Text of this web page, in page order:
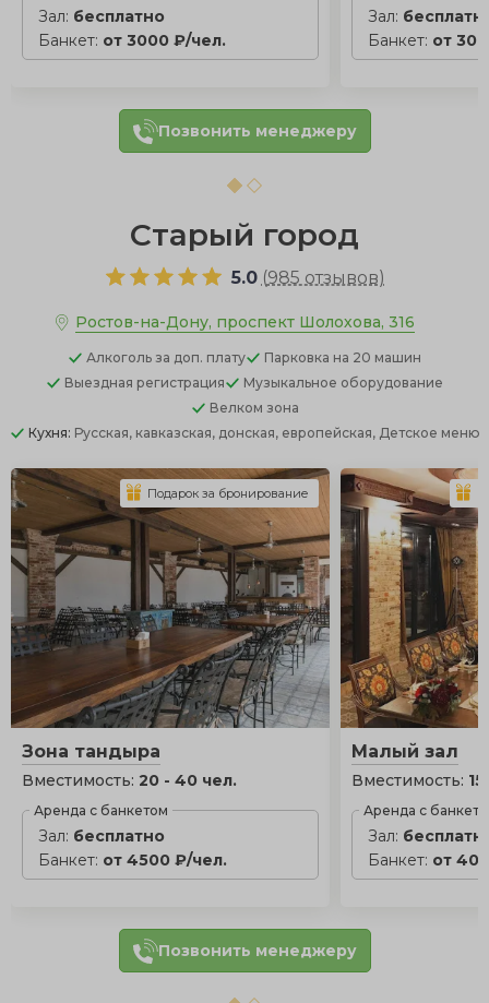
Зал: бесплатно
Банкет: от 3000 ₽/чел.
Зал:
Банкет: от
Позвонить менеджеру
Старый город
5.0 (985 отзывов)
Ростов-на-Дону, проспект Шолохова, 316
Алкоголь за доп. плату Парковка на 20 машин
Выездная регистрация
Музыкальное оборудование
Велком зона
Кухня: Русская, кавказская, донская, европейская, Детское меню
Зона тандыра
Вместимость: 20 - 40 чел.
Аренда с банкетом
Зал: бесплатно
Банкет: от 4500 ₽/чел.
Подарок за бронирование
Малый зал
Вместимость:
Аренда с
Зал:
Банкет: от
Позвонить менеджеру